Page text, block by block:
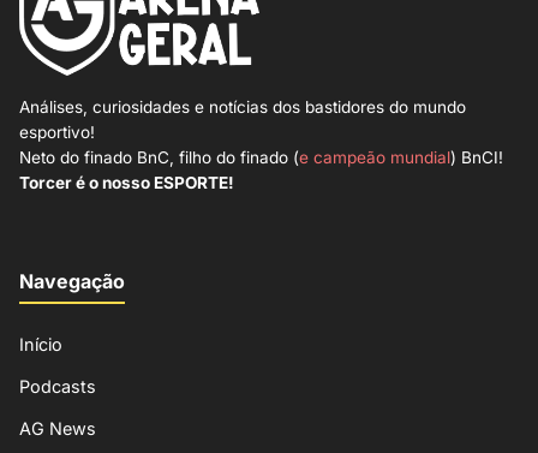
Análises, curiosidades e notícias dos bastidores do mundo
esportivo!
Neto do finado BnC, filho do finado (e campeão mundial) BnCI!
Torcer é o nosso ESPORTE!
Navegação
Início
Podcasts
AG News